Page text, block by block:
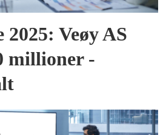
2025: Veøy AS
millioner -